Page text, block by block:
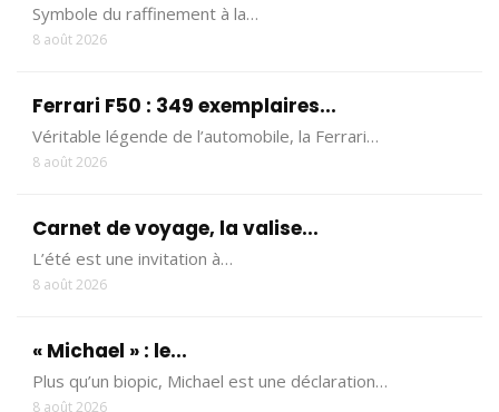
Symbole du raffinement à la…
8 août 2026
Ferrari F50 : 349 exemplaires...
Véritable légende de l’automobile, la Ferrari…
8 août 2026
Carnet de voyage, la valise...
L’été est une invitation à…
8 août 2026
« Michael » : le...
Plus qu’un biopic, Michael est une déclaration…
8 août 2026